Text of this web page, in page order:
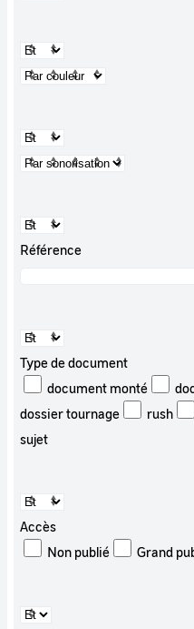
Référence
Type de document
document monté
dossier tournage
rush
sujet
Accès
Non publié
Grand